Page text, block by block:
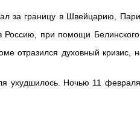
за границу в Швейцарию,
Россию, при помощи
отразился духовный кризис,
ухудшилось. Ночью 11